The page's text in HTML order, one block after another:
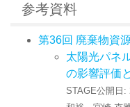
参考資料
第36回 廃棄物資
太陽光パネ
の影響評価
STAGE公開日: